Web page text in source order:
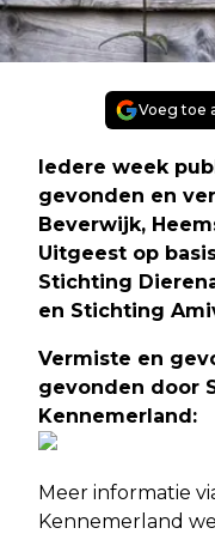
Voeg toe
Iedere week
gevonden en
Beverwijk,
Uitgeest op
Stichting
en Stichting
Vermiste en
gevonden door
Kennemerland:
Meer informatie
Kennemerland